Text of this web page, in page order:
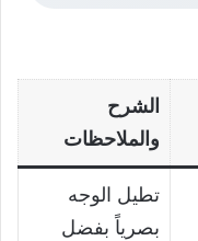
الشرح
والملاحظات
تطيل الوجه
بصرياً بفضل